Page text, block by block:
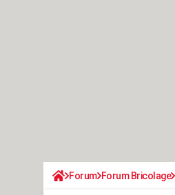
Forum Forum Bricolage